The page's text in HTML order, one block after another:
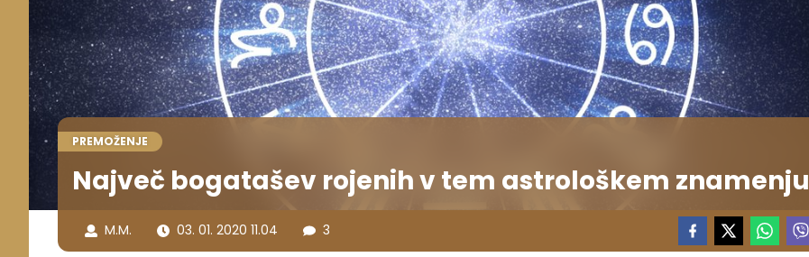
PREMOŽENJE
Največ bogatašev rojenih v tem astrološkem znamenju
M.M. 03. 01. 2020 11.04 3